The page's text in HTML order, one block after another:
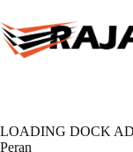
to
content
LOADING DOCK
Peran